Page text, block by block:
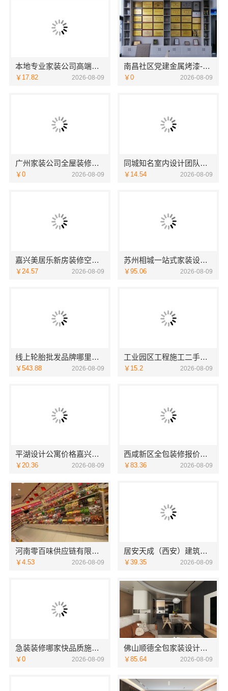
本地专业家装公司高端，嘉兴绿色之家建材科技有限公司
￥17.82 2026-08-09
南昌社区党建金属烤漆-南昌恒辉广告
￥0 2026-08-09
广州家装公司全屋装修精匠饰家（广州）家居建材有限公司
￥0 2026-08-09
同城知名室内设计团队高端 嘉兴绿色之家建材科技有限公司
￥14.54 2026-08-09
嘉兴美居乐新房装修空间规划案例-嘉兴美居乐建材科技有限公司
￥24.57 2026-08-09
苏州相城一站式家装设计多少钱拎包入住百年豪庭
￥95.06 2026-08-09
线上轮胎批发品牌哪里买选湖北省腾冠畅实业贸易有限公司
￥543.88 2026-08-09
工业园区工程施工二手房全包，苏州兔哥哥智装新材料有限公司一站式服务
￥15.2 2026-08-09
平湖设计公寓价格嘉兴家美建材科技有限公司个性化全案设计
￥20.36 2026-08-09
西咸新区全包装修报价，中蓝建投（北京）建设有限公司武功分公司
￥83.36 2026-08-09
河南零百味供应链有限公司：轻投入硬折扣零食铺低风险经营
￥4.53 2026-08-09
居安天成（西安）建筑工程有限责任公司，西安未央区一站式家装设计刚需房售后完善
￥39.35 2026-08-09
急装装修哪家快品质施工，同城快装（湖北）科技有限公司省心靠谱
￥0 2026-08-09
佛山顺德全包家装设计，雅居美家一站式服务从设计到落地
￥85.64 2026-08-09